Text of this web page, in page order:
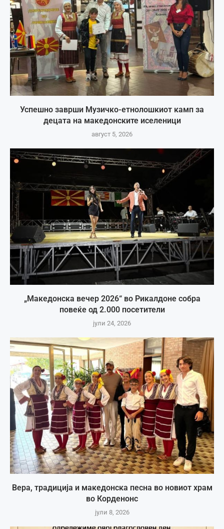
Успешно заврши Музичко-етнолошкиот камп за
децата на македонските иселеници
август 5, 2026
„Македонска вечер 2026“ во Рикалдоне собра
повеќе од 2.000 посетители
јули 24, 2026
Вера, традиција и македонска песна во новиот храм
во Корденонс
јули 8, 2026